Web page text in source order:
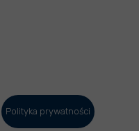
Polityka prywatności